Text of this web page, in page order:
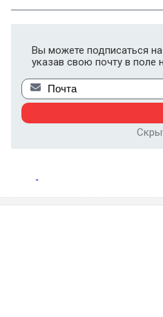
Вы можете подписаться
указав свою почту в поле